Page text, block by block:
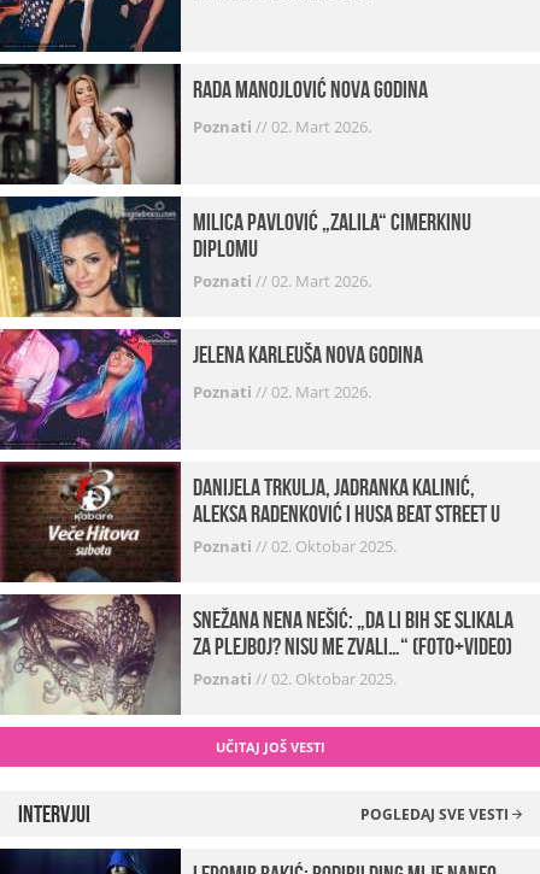
Rada Manojlović Nova godina
Poznati //02. Mart 2026.
Milica Pavlović „zalila“ cimerkinu
diplomu
Poznati //02. Mart 2026.
Jelena Karleuša Nova godina
Poznati //02. Mart 2026.
Danijela Trkulja, Jadranka Kalinić,
Aleksa Radenković i Husa Beat Street u
Kabareu 13
Poznati //02. Oktobar 2025.
Snežana Nena Nešić: „Da li bih se slikala
za Plejboj? Nisu me zvali…“ (FOTO+VIDEO)
Poznati //02. Oktobar 2025.
UČITAJ JOŠ VESTI
Intervjui POGLEDAJ SVE VESTI